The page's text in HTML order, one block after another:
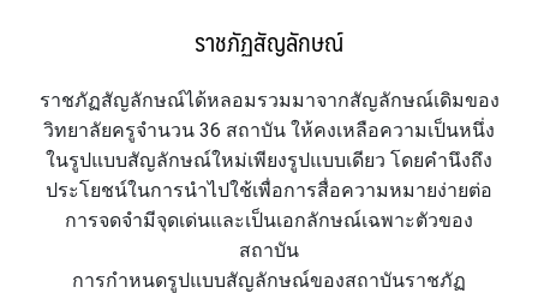
ราชภัฏสัญลักษณ์
ราชภัฏสัญลักษณ์ได้หลอมรวมมาจากสัญลักษณ์เดิมของ
วิทยาลัยครูจำนวน 36 สถาบัน ให้คงเหลือความเป็นหนึ่ง
ในรูปแบบสัญลักษณ์ใหม่เพียงรูปแบบเดียว โดยคำนึงถึง
ประโยชน์ในการนำไปใช้เพื่อการสื่อความหมายง่ายต่อ
การจดจำมีจุดเด่นและเป็นเอกลักษณ์เฉพาะตัวของ
สถาบัน
การกำหนดรูปแบบสัญลักษณ์ของสถาบันราชภัฏ